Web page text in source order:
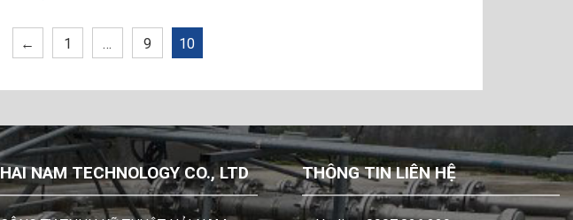
← 1 … 9 10
HAI NAM TECHNOLOGY CO., LTD THÔNG TIN LIÊN HỆ